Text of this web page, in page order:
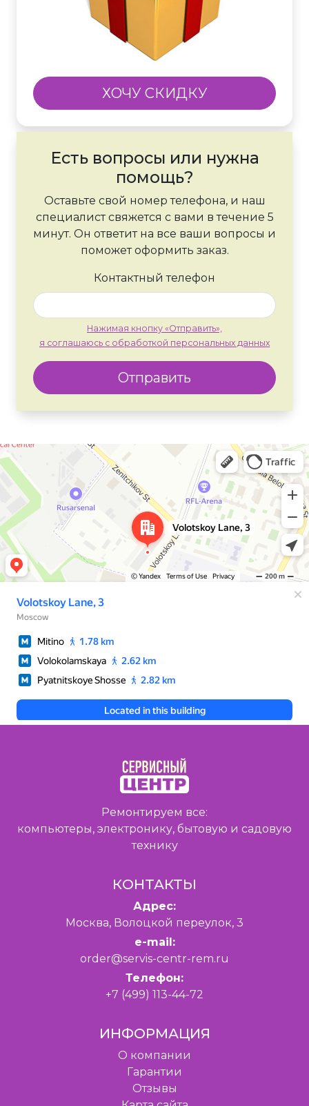
ХОЧУ СКИДКУ
Есть вопросы или нужна
помощь?
Оставьте свой номер телефона, и наш
специалист свяжется с вами в течение 5
минут. Он ответит на все ваши вопросы и
поможет оформить заказ.
Контактный телефон
Нажимая кнопку «Отправить»,
я соглашаюсь с обработкой персональных данных
Отправить
Москва
Яндекс Карты — транспорт, навигация, поиск мест
Ремонтируем все:
компьютеры, электронику, бытовую и садовую
технику
КОНТАКТЫ
Адрес:
Москва, Волоцкой переулок, 3
e-mail:
order@servis-centr-rem.ru
Телефон:
+7 (499) 113-44-72
ИНФОРМАЦИЯ
O компании
Гарантии
Отзывы